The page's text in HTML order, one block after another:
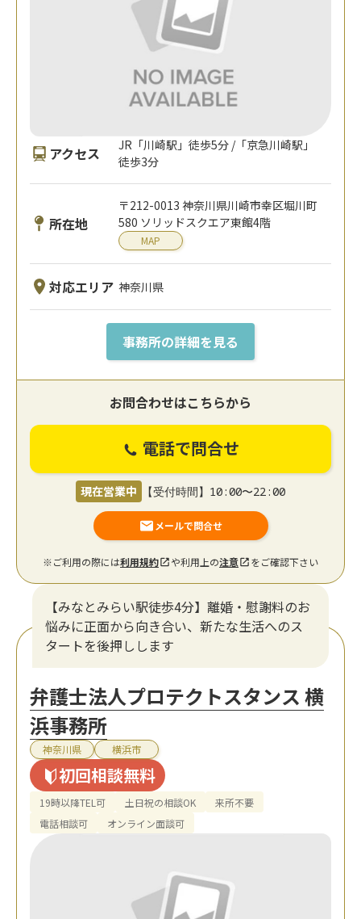
アクセス
JR「川崎駅」徒歩5分 /「京急川崎駅」
徒歩3分
所在地
〒212-0013 神奈川県川崎市幸区堀川町
580 ソリッドスクエア東館4階
MAP
対応エリア 神奈川県
事務所の詳細を見る
お問合わせはこちらから
電話で問合せ
現在営業中 【受付時間】10:00〜22:00
メールで問合せ
※ご利用の際には利用規約 や利用上の注意 をご確認下さい
【みなとみらい駅徒歩4分】離婚・慰謝料のお
悩みに正面から向き合い、新たな生活へのス
タートを後押しします
弁護士法人プロテクトスタンス 横
浜事務所
神奈川県 横浜市
初回相談無料
19時以降TEL可 土日祝の相談OK
来所不要
電話相談可
オンライン面談可